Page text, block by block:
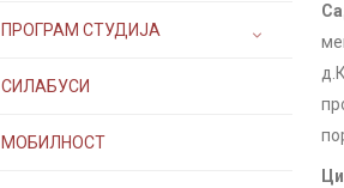
ПРОГРАМ СТУДИЈА
СИЛАБУСИ
МОБИЛНОСТ